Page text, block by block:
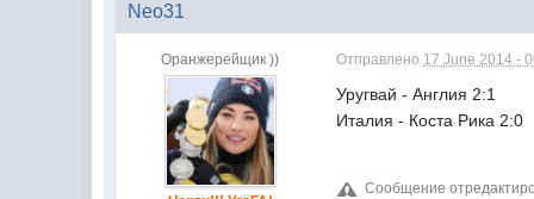
Neo31
Оранжерейщик )) Отправлено 17 June 2014 -
Уругвай - Англия 2:1
Италия - Коста Рика 2:0
Сообщение